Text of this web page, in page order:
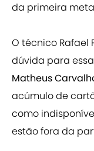
da primeira
O técnico Rafael
dúvida para
Matheus
acúmulo de
como
estão fora da